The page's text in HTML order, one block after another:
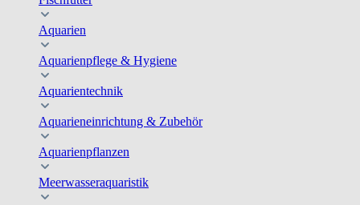
Aquarien
Aquarienpflege & Hygiene
Aquarientechnik
Aquarieneinrichtung & Zubehör
Aquarienpflanzen
Meerwasseraquaristik